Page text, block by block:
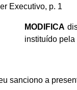
Executivo, p. 1
MODIFICA
instituído pela
sanciono a